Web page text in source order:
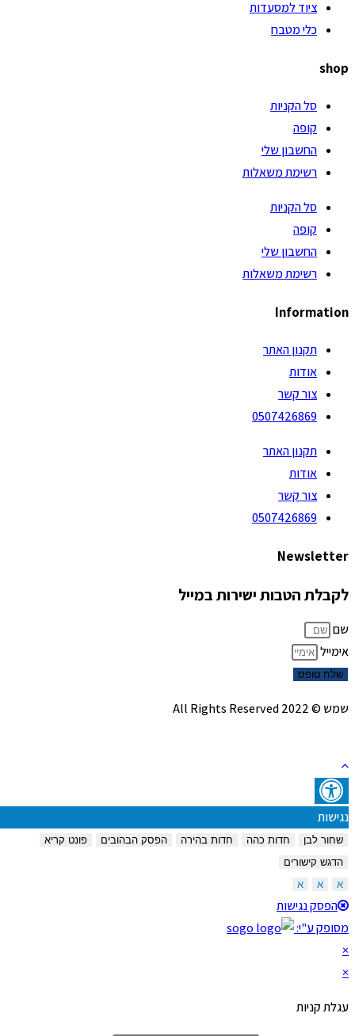
ציוד למסעדות
כלי מטבח
shop
סל הקניות
קופה
החשבון שלי
רשימת משאלות
סל הקניות
קופה
החשבון שלי
רשימת משאלות
Information
תקנון האתר
אודות
צור קשר
0507426869
תקנון האתר
אודות
צור קשר
0507426869
Newsletter
לקבלת הטבות ישירות במייל
שם
אימייל
שלח טופס
שמש © 2022 All Rights Reserved
נגישות
שחור לבן חדות כהה חדות בהירה הפסק הבהובים
פונט קריא
הדגש קישורים
הפסק נגישות
מסופק ע"י:
עגלת קניות